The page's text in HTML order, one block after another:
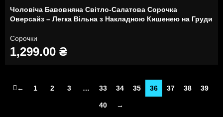
Чоловіча Бавовняна Світло-Салатова Сорочка
Оверсайз – Легка Вільна з Накладною Кишенею на Груди
Сорочки
1,299.00 ₴
← 1 2 3 … 33 34 35 36 37 38 39
40 →